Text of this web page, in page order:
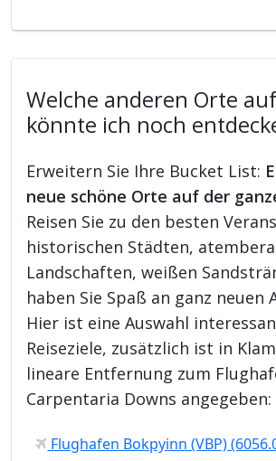
Welche anderen Orte
könnte ich noch
Erweitern Sie Ihre Bucket List:
neue schöne Orte auf der
Reisen Sie zu den besten
historischen Städten,
Landschaften, weißen
haben Sie Spaß an ganz
Hier ist eine Auswahl
Reiseziele, zusätzlich ist in
lineare Entfernung zum
Carpentaria Downs angegeben:
Flughafen Bokpyinn (VBP)